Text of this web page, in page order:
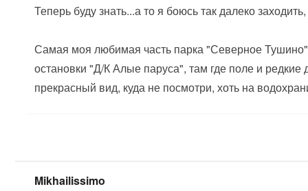
Теперь буду знать...а то я боюсь так далеко
Самая моя любимая часть парка "Северное
остановки "Д/К Алые паруса", там где поле и
прекрасный вид, куда не посмотри, хоть на
Mikhailissimo